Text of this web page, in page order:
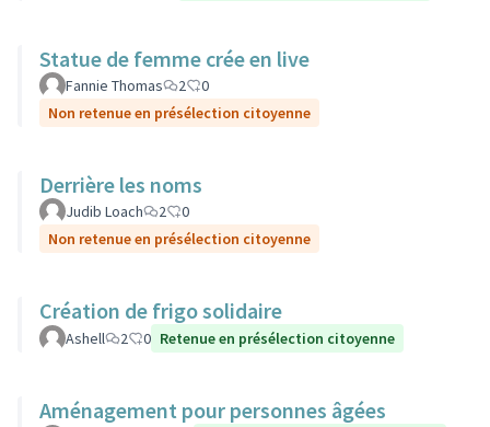
Statue de femme crée en live
Fannie Thomas 2
0
Non retenue en présélection citoyenne
Derrière les noms
Judib Loach 2
0
Non retenue en présélection citoyenne
Création de frigo solidaire
Ashell 2 0 Retenue en présélection citoyenne
Aménagement pour personnes âgées